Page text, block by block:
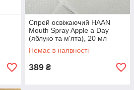
Спрей освіжаючий HAAN
Mouth Spray Apple a Day
(яблуко та м'ята), 20 мл
Немає в наявності
389 ₴